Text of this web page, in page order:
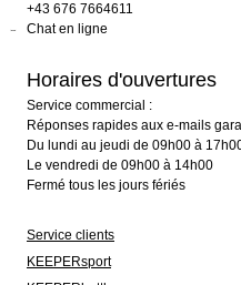
+43 676 7664611
Chat en ligne
Horaires d'ouvertures
Service commercial :
Réponses rapides aux e-mails
Du lundi au jeudi de 09h00 à
Le vendredi de 09h00 à 14h00
Fermé tous les jours fériés
Service clients
KEEPERsport